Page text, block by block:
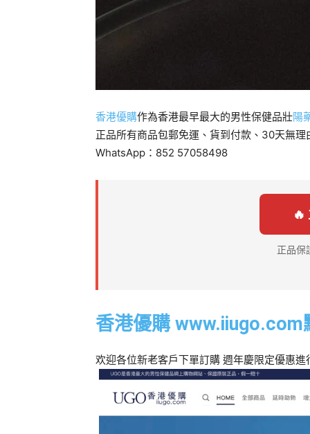
香港優購作為香港最早最大的男性保健品壯陽
正品所有商品包郵免運、貨到付款、30天無理
WhatsApp：852 57058498
🔥
正品保
香港優購 www.iiugo.com
欢迎各位新老客戶下單訂購 週年慶限定優惠